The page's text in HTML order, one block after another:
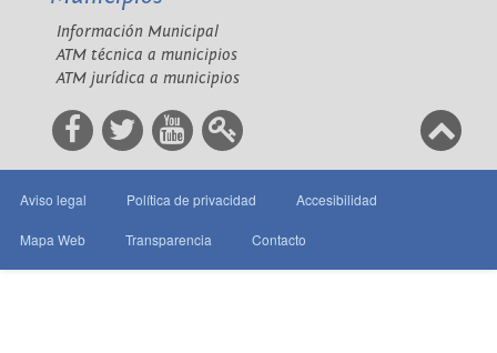
Información Municipal
ATM técnica a municipios
ATM jurídica a municipios
Aviso legal Política de privacidad Accesibilidad
Mapa Web Transparencia Contacto